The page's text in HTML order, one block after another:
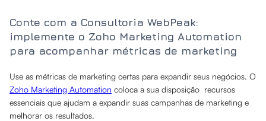
Conte com a Consultoria WebPeak:
implemente o Zoho Marketing Automation
para acompanhar métricas de marketing
Use as métricas de marketing certas para expandir seus negócios. O
Zoho Marketing Automation coloca a sua disposição recursos
essenciais que ajudam a expandir suas campanhas de marketing e
melhorar os resultados.